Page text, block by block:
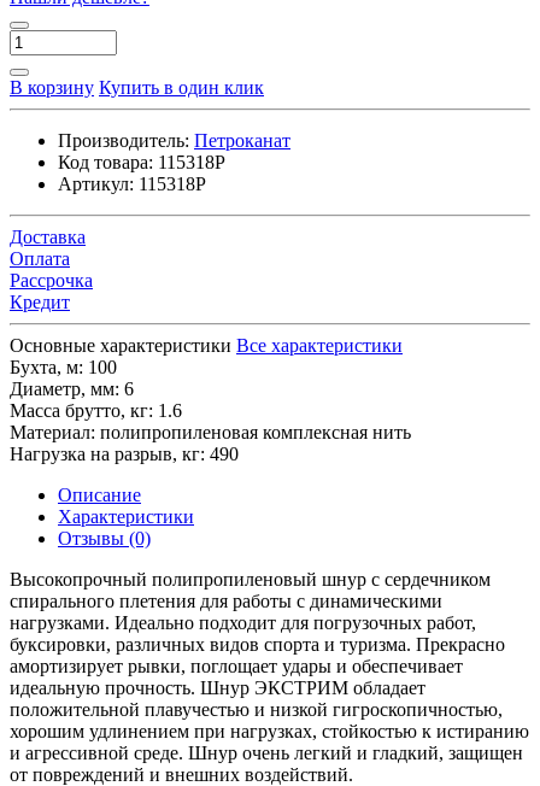
В корзину Купить в один клик
Производитель: Петроканат
Код товара: 115318P
Артикул: 115318P
Доставка
Оплата
Рассрочка
Кредит
Основные характеристики Все характеристики
Бухта, м: 100
Диаметр, мм: 6
Масса брутто, кг: 1.6
Материал: полипропиленовая комплексная нить
Нагрузка на разрыв, кг: 490
Описание
Характеристики
Отзывы (0)
Высокопрочный полипропиленовый шнур с сердечником
спирального плетения для работы с динамическими
нагрузками. Идеально подходит для погрузочных работ,
буксировки, различных видов спорта и туризма. Прекрасно
амортизирует рывки, поглощает удары и обеспечивает
идеальную прочность. Шнур ЭКСТРИМ обладает
положительной плавучестью и низкой гигроскопичностью,
хорошим удлинением при нагрузках, стойкостью к истиранию
и агрессивной среде. Шнур очень легкий и гладкий, защищен
от повреждений и внешних воздействий.